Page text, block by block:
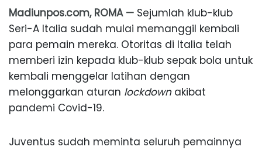
Madiunpos.com, ROMA — Sejumlah klub-klub
Seri-A Italia sudah mulai memanggil kembali
para pemain mereka. Otoritas di Italia telah
memberi izin kepada klub-klub sepak bola untuk
kembali menggelar latihan dengan
melonggarkan aturan lockdownakibat
pandemi Covid-19.
Juventus sudah meminta seluruh pemainnya